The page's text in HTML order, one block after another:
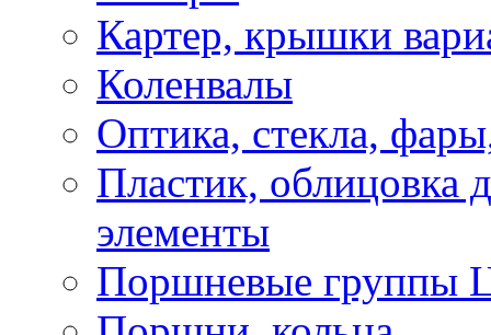
Картер, крышки
Коленвалы
Оптика, стекла,
Пластик, облицовка
элементы
Поршневые группы